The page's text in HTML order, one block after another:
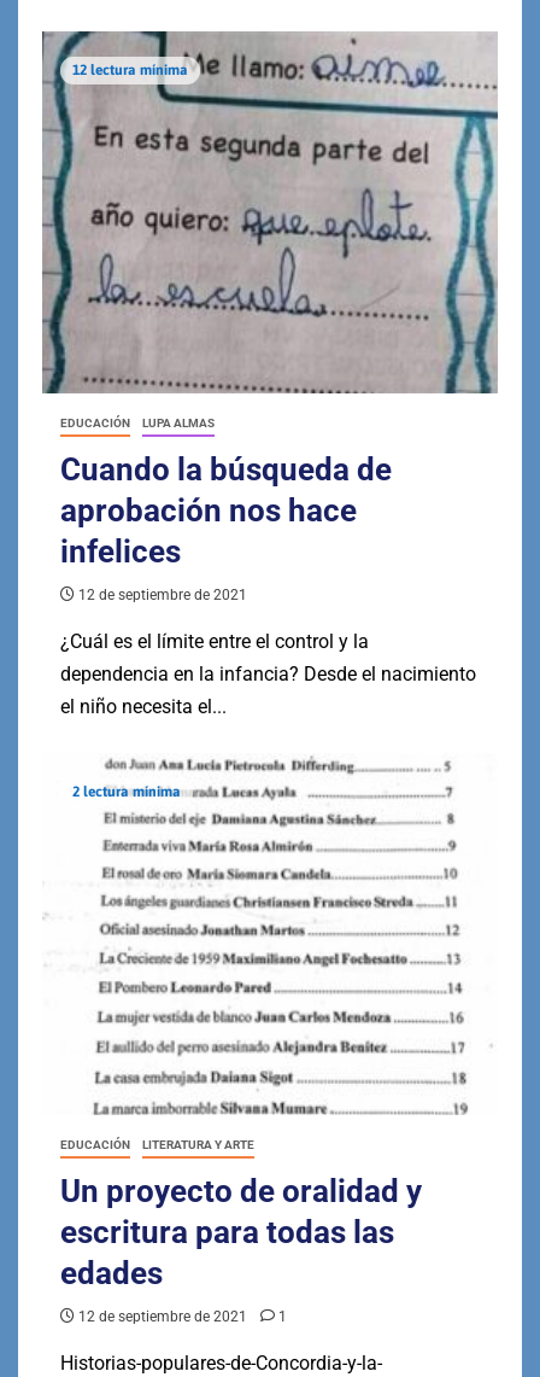
12 lectura mínima
EDUCACIÓN LUPA ALMAS
Cuando la búsqueda de
aprobación nos hace
infelices
12 de septiembre de 2021
¿Cuál es el límite entre el control y la
dependencia en la infancia? Desde el nacimiento
el niño necesita el...
2 lectura mínima
EDUCACIÓN LITERATURA Y ARTE
Un proyecto de oralidad y
escritura para todas las
edades
12 de septiembre de 2021 1
Historias-populares-de-Concordia-y-la-